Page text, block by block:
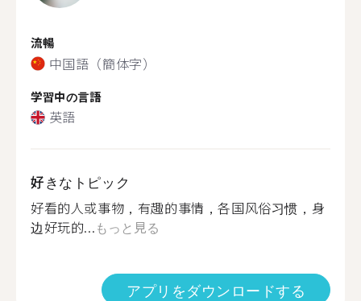
流暢
中国語（簡体字）
学習中の言語
英語
好きなトピック
好看的人或事物，有趣的事情，各国风俗习惯，身
边好玩的...もっと見る
アプリをダウンロードする